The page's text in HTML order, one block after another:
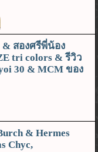
& สองศรีพี่น้อง
tri colors & รีวิว
30 & MCM ของ
& Hermes
Chyc,